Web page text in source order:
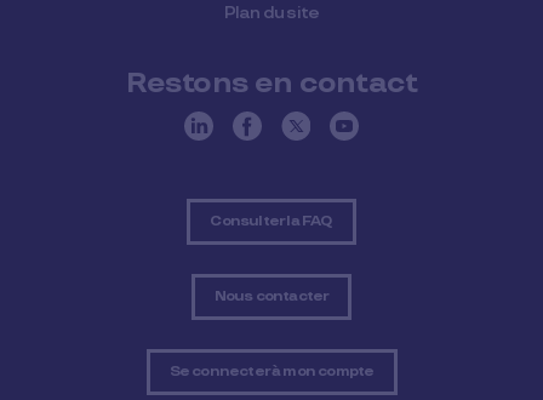
Plan du site
Restons en contact
Consulter la FAQ
Nous contacter
Se connecter à mon compte